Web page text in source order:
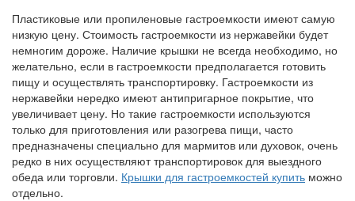
Пластиковые или пропиленовые гастроемкости имеют самую
низкую цену. Стоимость гастроемкости из нержавейки будет
немногим дороже. Наличие крышки не всегда необходимо, но
желательно, если в гастроемкости предполагается готовить
пищу и осуществлять транспортировку. Гастроемкости из
нержавейки нередко имеют антипригарное покрытие, что
увеличивает цену. Но такие гастроемкости используются
только для приготовления или разогрева пищи, часто
предназначены специально для мармитов или духовок, очень
редко в них осуществляют транспортировок для выездного
обеда или торговли. Крышки для гастроемкостей купить можно
отдельно.